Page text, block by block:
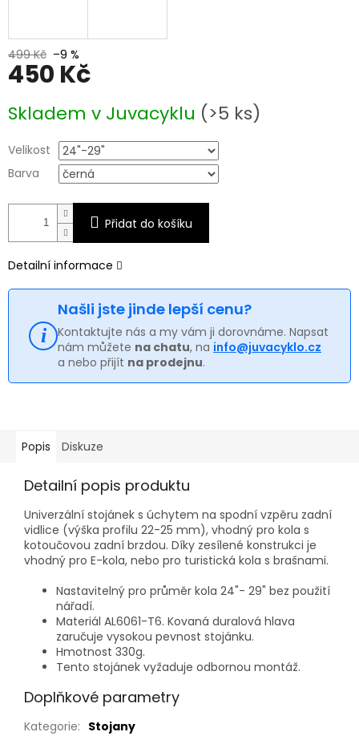
499 Kč –9 %
450 Kč
cena:
Skladem v Juvacyklu (>5 ks)
Velikost
Barva
Přidat do košíku
Detailní informace
Našli jste jinde lepší cenu?
Kontaktujte nás a my vám ji dorovnáme. Napsat
nám můžete na chatu, na info@juvacyklo.cz
a nebo přijít na prodejnu.
Popis Diskuze
Detailní popis produktu
Univerzální stojánek s úchytem na spodní vzpěru zadní
vidlice (výška profilu 22-25 mm), vhodný pro kola s
kotoučovou zadní brzdou. Díky zesílené konstrukci je
vhodný pro E-kola, nebo pro turistická kola s brašnami.
Nastavitelný pro průměr kola 24"- 29" bez použití
nářadí.
Materiál AL6061-T6. Kovaná duralová hlava
zaručuje vysokou pevnost stojánku.
Hmotnost 330g.
Tento stojánek vyžaduje odbornou montáž.
Doplňkové parametry
Kategorie: Stojany